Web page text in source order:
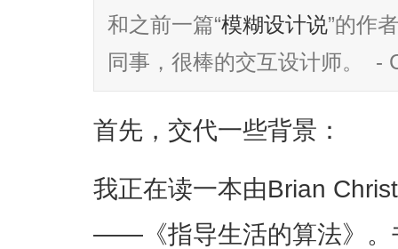
和之前一篇“模糊设计说”的作
同事，很棒的交互设计师。 -
首先，交代一些背景：
我正在读一本由Brian
——《指导生活的算法》。